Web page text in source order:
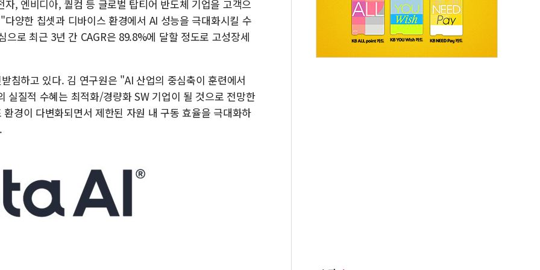
, 엔비디아, 퀄컴 등 글로벌 탑티어 반도체 기업을 고객으
양한 칩셋과 디바이스 환경에서 AI 성능을 극대화시킬 수
로 최근 3년 간 CAGR은 89.8%에 달할 정도로 고성장세
침하고 있다. 김 연구원은 "AI 산업의 중심축이 훈련에서
실질적 수혜는 최적화/경량화 SW 기업이 될 것으로 전망한
경이 다변화되면서 제한된 자원 내 구동 효율을 극대화하